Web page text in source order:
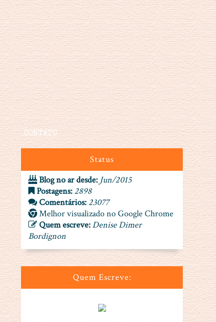
CONTATO
Status
Blog no ar desde: Jun/2015
Postagens: 2898
Comentários: 23077
Melhor visualizado no Google Chrome
Quem escreve:Denise Dimer
Bordignon
Quem Escreve: